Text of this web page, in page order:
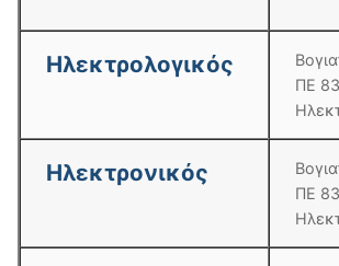
Ηλεκτρολογικός
ΠΕ 83
Ηλεκτρονικός
ΠΕ 83